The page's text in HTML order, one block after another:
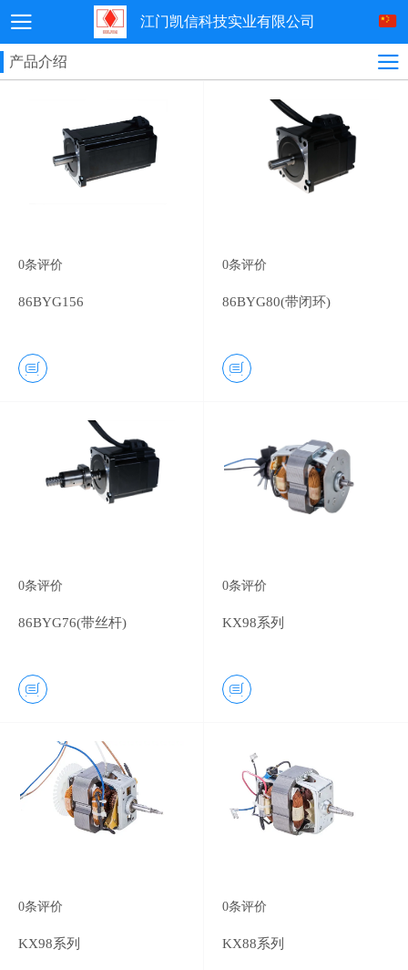
江门凯信科技实业有限公司
产品介绍
0条评价
86BYG156
0条评价
86BYG80(带闭环)
0条评价
86BYG76(带丝杆)
0条评价
KX98系列
0条评价
KX98系列
0条评价
KX88系列